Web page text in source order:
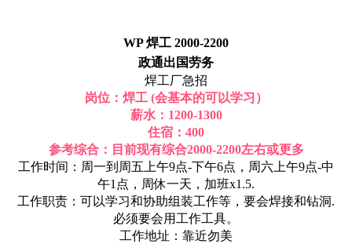
WP 焊工 2000-2200
政通出国劳务
焊工厂急招
岗位：焊工 (会基本的可以学习）
薪水：1200-1300
住宿：400
参考综合：目前现有综合2000-2200左右或更多
工作时间：周一到周五上午9点-下午6点，周六上午9点-中
午1点，周休一天，加班x1.5.
工作职责：可以学习和协助组装工作等，要会焊接和钻洞.
必须要会用工作工具。
工作地址：靠近勿美